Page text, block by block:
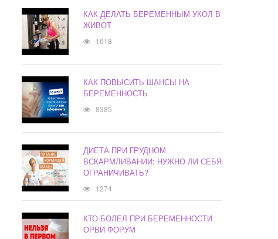
КАК ДЕЛАТЬ БЕРЕМЕННЫМ УКОЛ В
ЖИВОТ
1618
КАК ПОВЫСИТЬ ШАНСЫ НА
БЕРЕМЕННОСТЬ
8385
ДИЕТА ПРИ ГРУДНОМ
ВСКАРМЛИВАНИИ: НУЖНО ЛИ СЕБЯ
ОГРАНИЧИВАТЬ?
1274
КТО БОЛЕЛ ПРИ БЕРЕМЕННОСТИ
ОРВИ ФОРУМ